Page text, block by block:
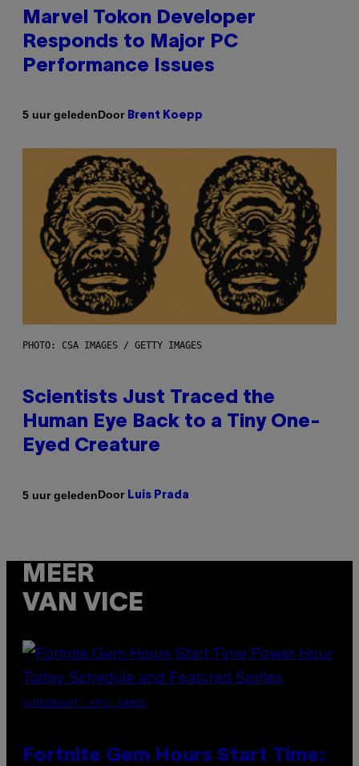
Marvel Tokon Developer
Responds to Major PC
Performance Issues
5 uur geledenDoor Brent Koepp
PHOTO: CSA IMAGES / GETTY IMAGES
Scientists Just Traced the
Human Eye Back to a Tiny One-
Eyed Creature
5 uur geledenDoor Luis Prada
MEER
VAN VICE
SCREENSHOT: EPIC GAMES
Fortnite Gem Hours Start Time: